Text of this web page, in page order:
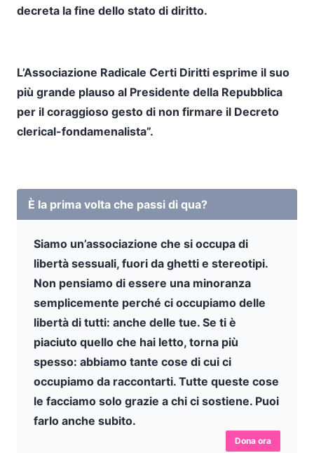
decreta la fine dello stato di diritto.
L’Associazione Radicale Certi Diritti esprime il suo
più grande plauso al Presidente della Repubblica
per il coraggioso gesto di non firmare il Decreto
clerical-fondamenalista”.
È la prima volta che passi di qua?
Siamo un’associazione che si occupa di
libertà sessuali, fuori da ghetti e stereotipi.
Non pensiamo di essere una minoranza
semplicemente perché ci occupiamo delle
libertà di tutti: anche delle tue. Se ti è
piaciuto quello che hai letto, torna più
spesso: abbiamo tante cose di cui ci
occupiamo da raccontarti. Tutte queste cose
le facciamo solo grazie a chi ci sostiene. Puoi
farlo anche subito.
Dona ora